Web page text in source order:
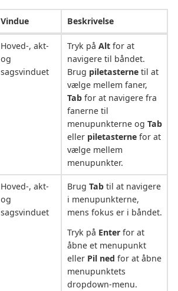
Vindue Beskrivelse
Hoved-, akt-
og
sagsvinduet
Tryk på Altfor at
navigere til båndet.
Brug piletasternetil at
vælge mellem faner,
Tabfor at navigere fra
fanerne til
menupunkterne og Tab
eller piletasternefor at
vælge mellem
menupunkter.
Hoved-, akt-
og
sagsvinduet
Brug Tabtil at navigere
i menupunkterne,
mens fokus er i båndet.
Tryk på Enterfor at
åbne et menupunkt
eller Pil ned for at åbne
menupunktets
dropdown-menu.